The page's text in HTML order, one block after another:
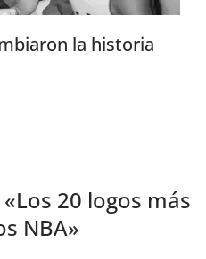
la historia
Los 20 logos más
NBA»